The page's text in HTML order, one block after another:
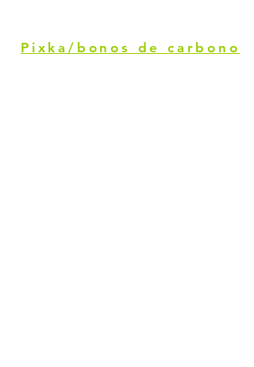
Pixka/bonos de carbono